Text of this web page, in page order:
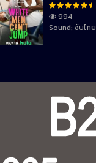
994
Sound: ซับไทย